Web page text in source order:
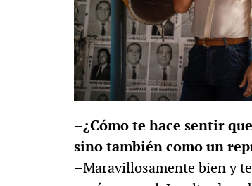
–¿Cómo te hace sentir
sino también como un
–Maravillosamente bien y